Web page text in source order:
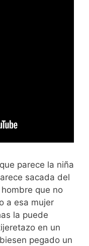
parece la niña
sacada del
que no
a esa mujer
la puede
en un
pegado un